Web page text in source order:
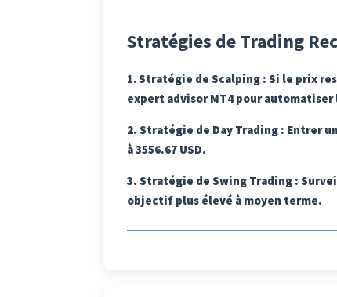
Stratégies de Trading
1.Stratégie de Scalping : Si le prix
expert advisor MT4 pour
2. Stratégie de Day Trading : Entrer
à 3556.67 USD.
3. Stratégie de Swing Trading :
objectif plus élevé à moyen terme.